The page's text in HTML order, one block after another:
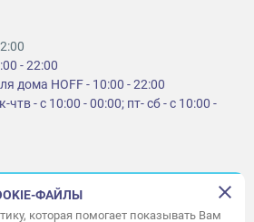
- 22:00
дома HOFF - 10:00 - 22:00
чтв - с 10:00 - 00:00; пт- сб - с 10:00 -
6
ФАЙЛЫ
которая помогает показывать Вам